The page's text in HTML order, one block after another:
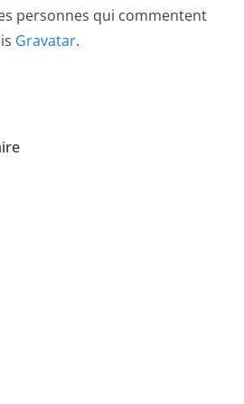
personnes qui commentent
Gravatar.